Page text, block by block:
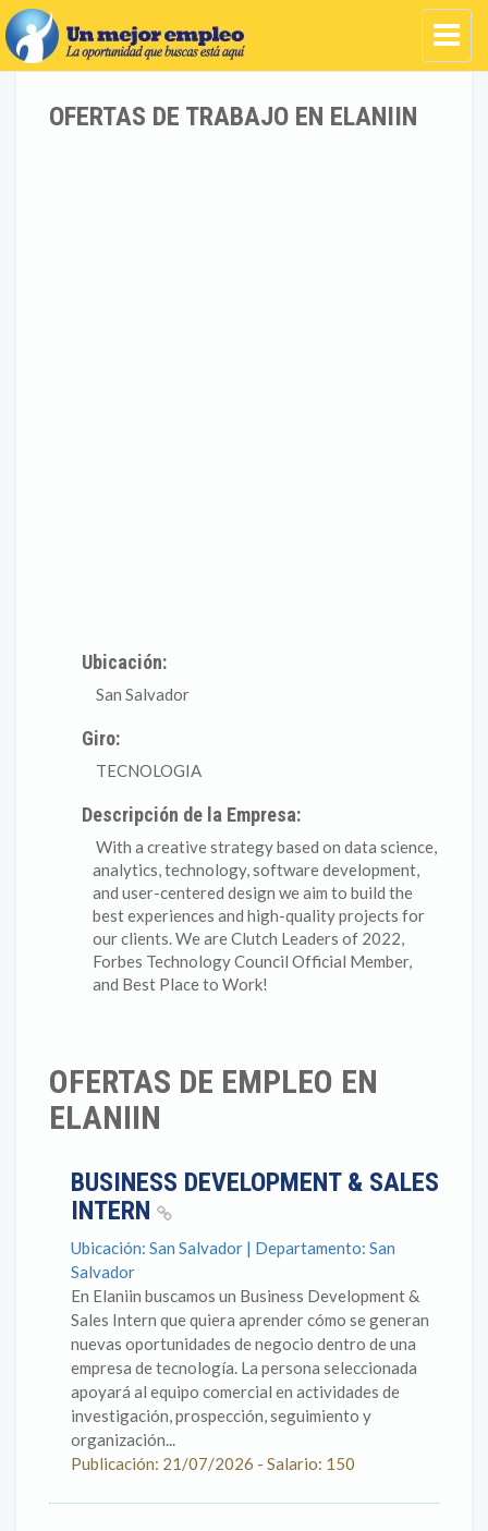
OFERTAS DE TRABAJO EN ELANIIN
Ubicación:
San Salvador
Giro:
TECNOLOGIA
Descripción de la Empresa:
With a creative strategy based on data science,
analytics, technology, software development,
and user-centered design we aim to build the
best experiences and high-quality projects for
our clients. We are Clutch Leaders of 2022,
Forbes Technology Council Official Member,
and Best Place to Work!
OFERTAS DE EMPLEO EN
ELANIIN
BUSINESS DEVELOPMENT & SALES
INTERN
Ubicación: San Salvador | Departamento: San
Salvador
En Elaniin buscamos un Business Development &
Sales Intern que quiera aprender cómo se generan
nuevas oportunidades de negocio dentro de una
empresa de tecnología. La persona seleccionada
apoyará al equipo comercial en actividades de
investigación, prospección, seguimiento y
organización...
Publicación: 21/07/2026 - Salario: 150